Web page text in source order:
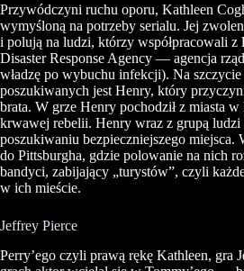
Przywódczyni ruchu oporu, Kathleen
wymyśloną na potrzeby serialu. Jej
i polują na ludzi, którzy współpracowali z
Disaster Response Agency — agencja
władzę po wybuchu infekcji). Na
poszukiwanych jest Henry, który
brata. W grze Henry pochodził z miasta w
krwawej rebelii. Henry wraz z grupą ludzi
poszukiwaniu bezpieczniejszego miejsca.
do Pittsburgha, gdzie polowanie na nich
bandyci, zabijający „turystów”, czyli
w ich mieście.
Jeffrey Pierce
Perry’ego czyli prawą rękę Kathleen, gra